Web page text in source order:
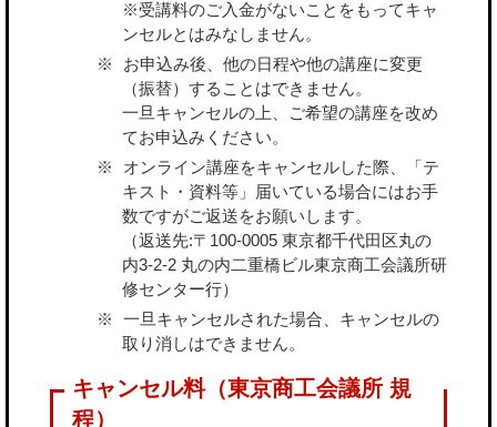
※受講料のご入金がないことをもってキャ
ンセルとはみなしません。
お申込み後、他の日程や他の講座に変更
（振替）することはできません。
一旦キャンセルの上、ご希望の講座を改め
てお申込みください。
オンライン講座をキャンセルした際、「テ
キスト・資料等」届いている場合にはお手
数ですがご返送をお願いします。
（返送先:〒100-0005 東京都千代田区丸の
内3-2-2 丸の内二重橋ビル東京商工会議所研
修センター行）
一旦キャンセルされた場合、キャンセルの
取り消しはできません。